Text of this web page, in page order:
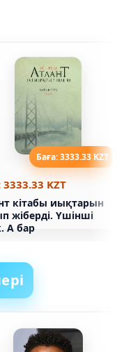
Баға: 3333.33 KZT
3333.33 KZT
кітабы иықтарын
жіберді. Үшінші
А бар